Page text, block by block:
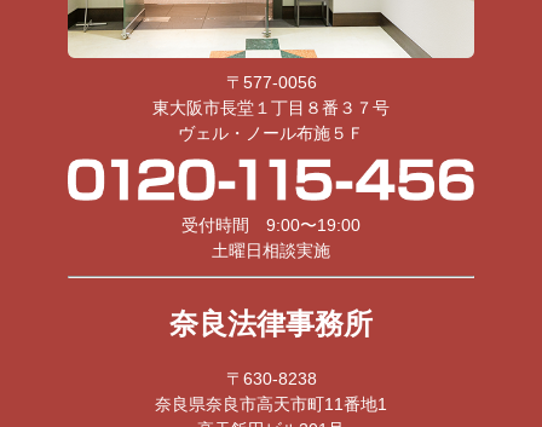
〒577-0056
東大阪市長堂１丁目８番３７号
ヴェル・ノール布施５Ｆ
受付時間 9:00〜19:00
土曜日相談実施
奈良法律事務所
〒630-8238
奈良県奈良市高天市町11番地1